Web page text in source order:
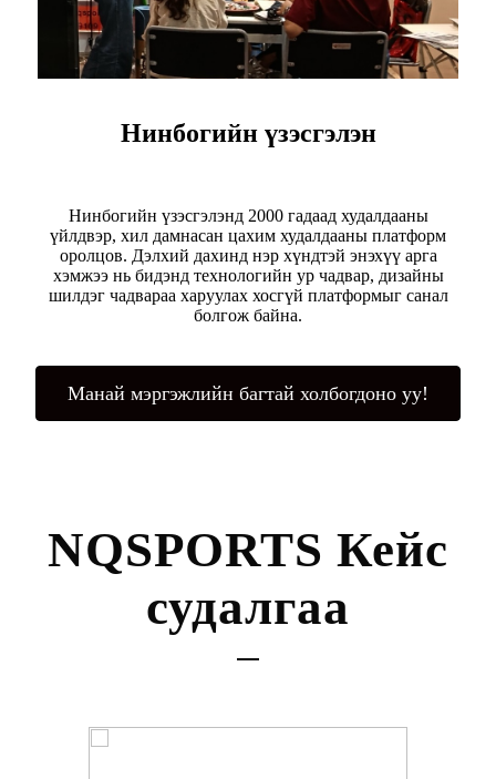
Нинбогийн үзэсгэлэн
Нинбогийн үзэсгэлэнд 2000 гадаад худалдааны
үйлдвэр, хил дамнасан цахим худалдааны платформ
оролцов. Дэлхий дахинд нэр хүндтэй энэхүү арга
хэмжээ нь бидэнд технологийн ур чадвар, дизайны
шилдэг чадвараа харуулах хосгүй платформыг санал
болгож байна.
Манай мэргэжлийн багтай холбогдоно уу!
NQSPORTS Кейс
судалгаа